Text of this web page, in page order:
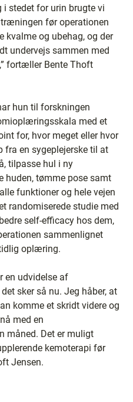
i stedet for urin brugte vi
før operationen
kvalme og ubehag, og der
undervejs sammen med
fortæller Bente Thoft
hun til forskningen
med et
for, hvor meget eller hvor
en sygeplejerske til at
tilpasse hul i ny
huden, tømme pose samt
funktioner og hele vejen
randomiserede studie med
self-efficacy hos dem,
sammenlignet
oplæring.
en udvidelse af
sker så nu. Jeg håber, at
komme et skridt videre og
med en
måned. Det er muligt
kemoterapi før
Jensen.